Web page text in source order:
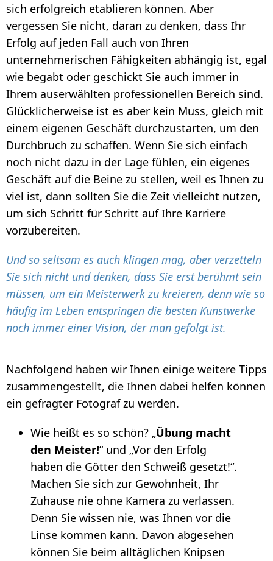
sich erfolgreich etablieren können. Aber
vergessen Sie nicht, daran zu denken, dass Ihr
Erfolg auf jeden Fall auch von Ihren
unternehmerischen Fähigkeiten abhängig ist, egal
wie begabt oder geschickt Sie auch immer in
Ihrem auserwählten professionellen Bereich sind.
Glücklicherweise ist es aber kein Muss, gleich mit
einem eigenen Geschäft durchzustarten, um den
Durchbruch zu schaffen. Wenn Sie sich einfach
noch nicht dazu in der Lage fühlen, ein eigenes
Geschäft auf die Beine zu stellen, weil es Ihnen zu
viel ist, dann sollten Sie die Zeit vielleicht nutzen,
um sich Schritt für Schritt auf Ihre Karriere
vorzubereiten.
Und so seltsam es auch klingen mag, aber verzetteln
Sie sich nicht und denken, dass Sie erst berühmt sein
müssen, um ein Meisterwerk zu kreieren, denn wie so
häufig im Leben entspringen die besten Kunstwerke
noch immer einer Vision, der man gefolgt ist.
Nachfolgend haben wir Ihnen einige weitere Tipps
zusammengestellt, die Ihnen dabei helfen können
ein gefragter Fotograf zu werden.
Wie heißt es so schön? „Übung macht
den Meister!“ und „Vor den Erfolg
haben die Götter den Schweiß gesetzt!“.
Machen Sie sich zur Gewohnheit, Ihr
Zuhause nie ohne Kamera zu verlassen.
Denn Sie wissen nie, was Ihnen vor die
Linse kommen kann. Davon abgesehen
können Sie beim alltäglichen Knipsen